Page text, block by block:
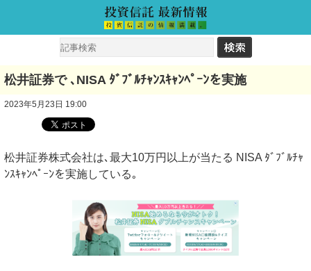
松井証券で ､NISA ﾀﾞﾌﾞﾙﾁｬﾝｽｷｬﾝﾍﾟｰﾝを実施
2023年5月23日 19:00
松井証券株式会社は､最大10万円以上が当たる NISA ﾀﾞﾌﾞﾙﾁｬ
ﾝｽｷｬﾝﾍﾟｰﾝを実施している｡